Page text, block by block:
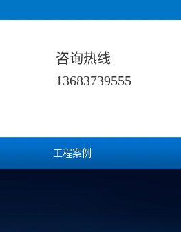
咨询热线
13683739555
工程案例